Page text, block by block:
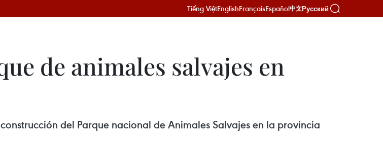
Tiếng ViệtEnglishFrançaisEspañol中文Русский
de animales salvajes en
del Parque nacional de Animales Salvajes en la provincia